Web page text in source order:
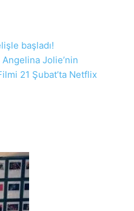
başladı!
Jolie’nin
21 Şubat’ta Netflix